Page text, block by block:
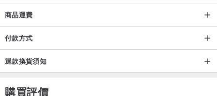
商品運費
付款方式
退款換貨須知
購買評價